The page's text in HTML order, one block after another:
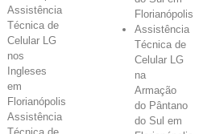
Assistência
Técnica de
Celular LG
nos
Ingleses
em
Florianópolis
Assistência
Florianópolis
Assistência
Técnica de
Celular LG
na
Armação
do Pântano
do Sul em